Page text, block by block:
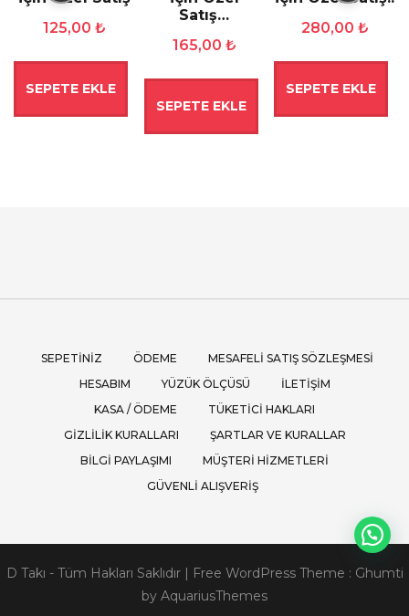
125,00 ₺
SEPETE EKLE
Satış…
165,00 ₺
SEPETE EKLE
280,00 ₺
SEPETE EKLE
SEPETINIZ ÖDEME
MESAFELI SATIŞ SÖZLEŞMESI
HESABIM
YÜZÜK ÖLÇÜSÜ
İLETIŞIM
KASA / ÖDEME
TÜKETICI HAKLARI
GIZLILIK KURALLARI
ŞARTLAR VE KURALLAR
BILGI PAYLAŞIMI
MÜŞTERI HIZMETLERI
GÜVENLI ALIŞVERIŞ
D Takı - Tüm Hakları Saklıdır | Free WordPress Theme : Ghumti
by AquariusThemes